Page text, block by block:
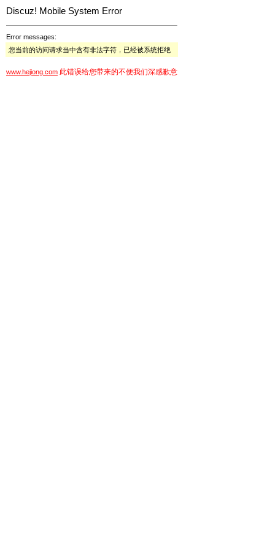
Discuz! Mobile System Error
Error messages:
您当前的访问请求当中含有非法字符，已经被系统拒绝
www.hejiong.com 此错误给您带来的不便我们深感歉意